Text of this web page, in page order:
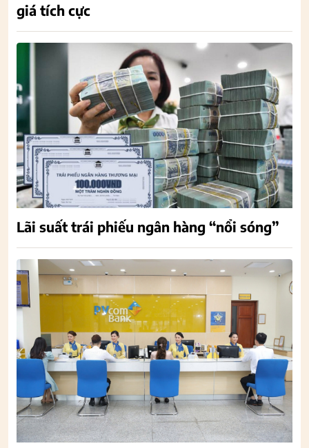
giá tích cực
Lãi suất trái phiếu ngân hàng “nổi sóng”